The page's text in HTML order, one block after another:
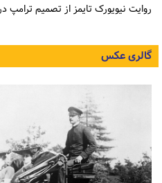
روایت نیویورک تایمز از تصمیم ترامپ
گالری عکس